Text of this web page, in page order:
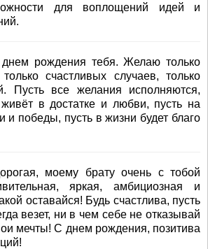
для воплощений идей и
рождения тебя. Желаю только
счастливых случаев, только
Пусть все желания исполняются,
в достатке и любви, пусть на
и победы, пусть в жизни будет благо
моему брату очень с тобой
яркая, амбициозная и
оставайся! Будь счастлива, пусть
везет, ни в чем себе не отказывай
мечты! С днем рождения, позитива